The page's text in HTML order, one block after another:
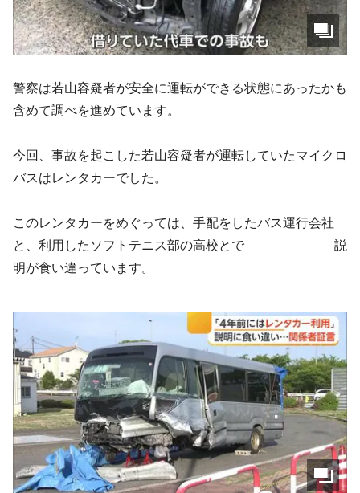
警察は若山容疑者が安全に運転ができる状態にあったかも
含めて調べを進めています。
今回、事故を起こした若山容疑者が運転していたマイクロ
バスはレンタカーでした。
このレンタカーをめぐっては、手配をしたバス運行会社
と、利用したソフトテニス部の高校とで 説
明が食い違っています。